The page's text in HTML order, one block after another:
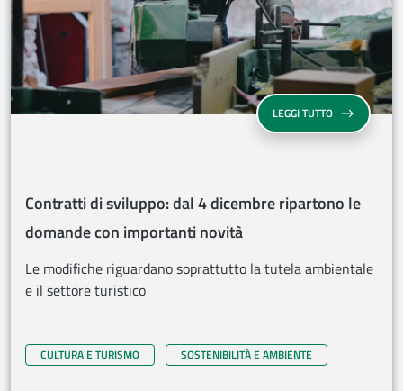
LEGGI TUTTOCONTRATTI DI
Contratti di sviluppo: dal 4 dicembre ripartono le
domande con importanti novità
Le modifiche riguardano soprattutto la tutela ambientale
e il settore turistico
CULTURA E TURISMO SOSTENIBILITÀ E AMBIENTE